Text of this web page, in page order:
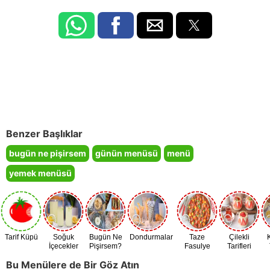
Benzer Başlıklar
bugün ne pişirsem günün menüsü
menü
yemek menüsü
Tarif Küpü
Soğuk
İçecekler
Bugün Ne
Pişirsem?
Dondurmalar
Taze
Fasulye
Çilekli
Tarifleri
Bu Menülere de Bir Göz Atın